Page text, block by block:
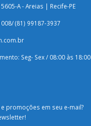
5605-A - Areias | Recife-PE
(81) 99187-3937
Seg- Sex / 08:00 às 18:00
promoções em seu e-mail?